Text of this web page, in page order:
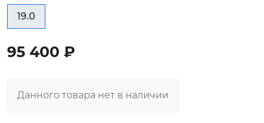
19.0
95 400 ₽
Данного товара нет в наличии